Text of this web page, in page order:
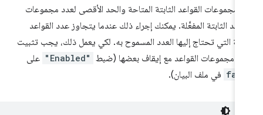
مجموعات القواعد الثابتة المتاحة والحد الأقصى لعدد مجموعات
الثابتة المفعَّلة. يمكنك إجراء ذلك عندما يتجاوز عدد القواعد
التي تحتاج إليها العدد المسموح به. لكي يعمل ذلك، يجب تثبيت
مجموعات القواعد مع إيقاف بعضها (ضبط "Enabled" على
في ملف البيان).